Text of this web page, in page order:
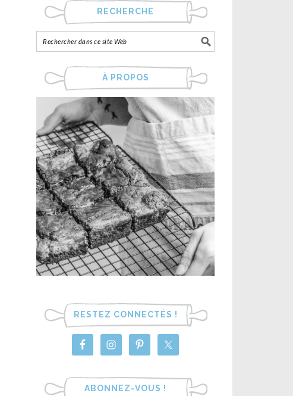
RECHERCHE
À PROPOS
RESTEZ CONNECTÉS !
ABONNEZ-VOUS !